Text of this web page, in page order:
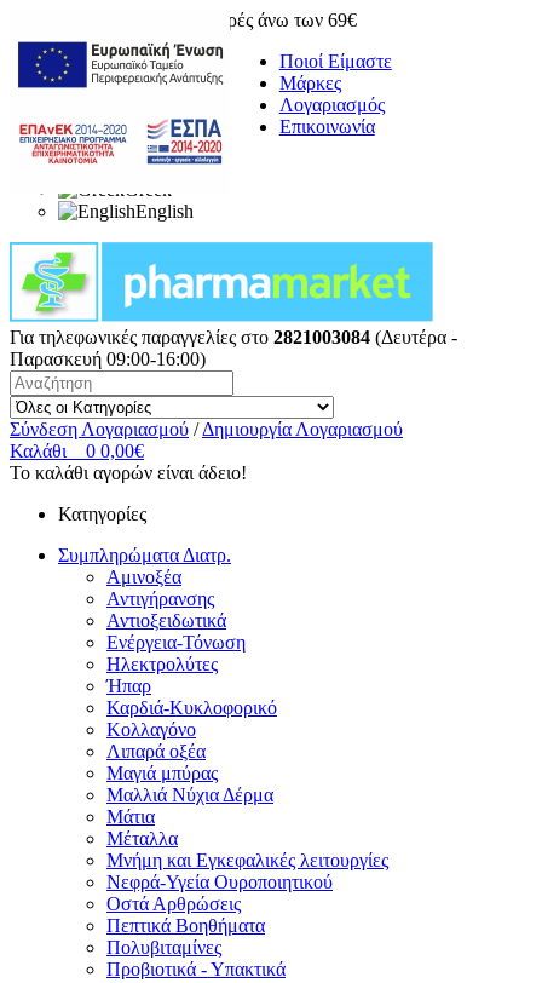
Δωρεάν μεταφορικά για αγορές άνω των 69€
Ποιοί Είμαστε
Μάρκες
Λογαριασμός
Επικοινωνία
Greek
English
Για τηλεφωνικές παραγγελίες στο 2821003084 (Δευτέρα -
Παρασκευή 09:00-16:00)
Σύνδεση Λογαριασμού / Δημιουργία Λογαριασμού
Καλάθι
0 0,00€
Το καλάθι αγορών είναι άδειο!
Κατηγορίες
Συμπληρώματα Διατρ.
Αμινοξέα
Αντιγήρανσης
Αντιοξειδωτικά
Ενέργεια-Τόνωση
Ηλεκτρολύτες
Ήπαρ
Καρδιά-Κυκλοφορικό
Κολλαγόνο
Λιπαρά οξέα
Μαγιά μπύρας
Μαλλιά Νύχια Δέρμα
Μάτια
Μέταλλα
Μνήμη και Εγκεφαλικές λειτουργίες
Νεφρά-Υγεία Ουροποιητικού
Οστά Αρθρώσεις
Πεπτικά Βοηθήματα
Πολυβιταμίνες
Προβιοτικά - Υπακτικά